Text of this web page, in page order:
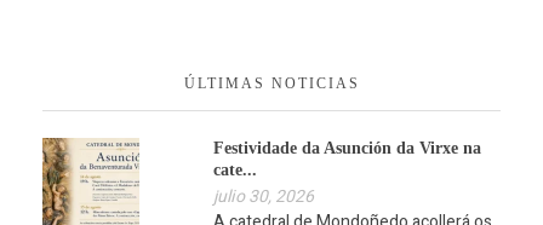
ÚLTIMAS NOTICIAS
Festividade da Asunción da Virxe na
cate...
julio 30, 2026